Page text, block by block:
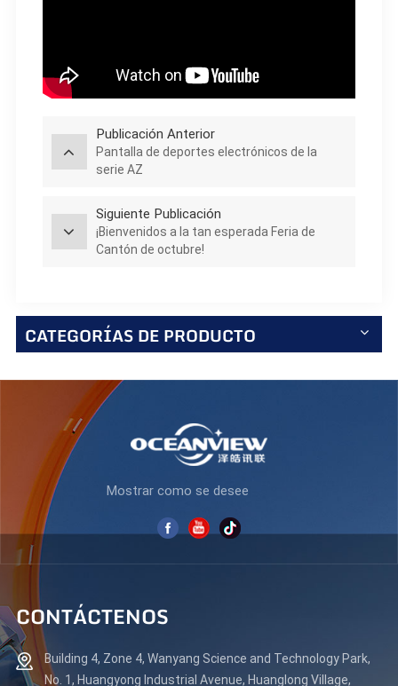
Publicación Anterior
Pantalla de deportes electrónicos de la
serie AZ
Siguiente Publicación
¡Bienvenidos a la tan esperada Feria de
Cantón de octubre!
CATEGORÍAS DE PRODUCTO
Mostrar como se desee
CONTÁCTENOS
Building 4, Zone 4, Wanyang Science and Technology Park,
No. 1, Huangyong Industrial Avenue, Huanglong Village,